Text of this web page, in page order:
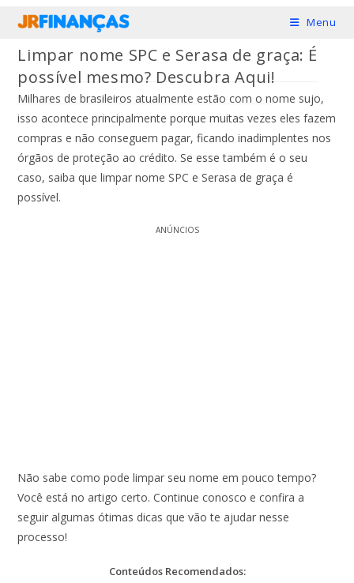
conteúdo
Menu
Limpar nome SPC e Serasa de graça: É
possível mesmo? Descubra Aqui!
Milhares de brasileiros atualmente estão com o nome sujo,
isso acontece principalmente porque muitas vezes eles fazem
compras e não conseguem pagar, ficando inadimplentes nos
órgãos de proteção ao crédito. Se esse também é o seu
caso, saiba que limpar nome SPC e Serasa de graça é
possível.
ANÚNCIOS
Não sabe como pode limpar seu nome em pouco tempo?
Você está no artigo certo. Continue conosco e confira a
seguir algumas ótimas dicas que vão te ajudar nesse
processo!
Conteúdos Recomendados: